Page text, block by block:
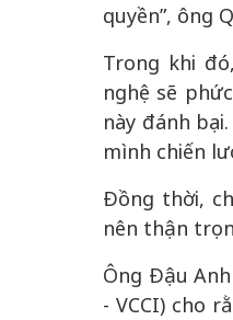
quyền”, ông
Trong khi
nghệ sẽ
này đánh
mình chiến
Đồng thời,
nên thận
Ông Đậu
- VCCI) cho